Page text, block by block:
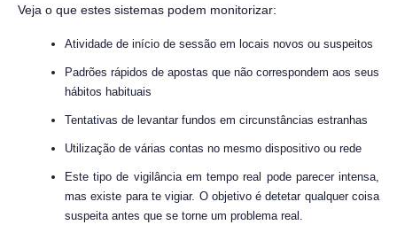
Veja o que estes sistemas podem monitorizar:
Atividade de início de sessão em locais novos ou suspeitos
Padrões rápidos de apostas que não correspondem aos seus
hábitos habituais
Tentativas de levantar fundos em circunstâncias estranhas
Utilização de várias contas no mesmo dispositivo ou rede
Este tipo de vigilância em tempo real pode parecer intensa,
mas existe para te vigiar. O objetivo é detetar qualquer coisa
suspeita antes que se torne um problema real.